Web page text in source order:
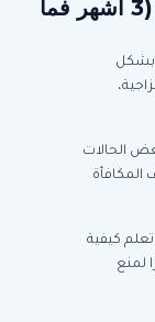
المرحلة الثالثة: التعافي طويل الأمد (3 أشهر فما
بشكل
في بعض الحالات
كيفية
لمنع